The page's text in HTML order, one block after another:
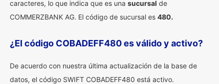
caracteres, lo que indica que es una sucursal de
COMMERZBANK AG. El código de sucursal es 480.
¿El código COBADEFF480 es válido y activo?
De acuerdo con nuestra última actualización de la base de
datos, el código SWIFT COBADEFF480 está activo.